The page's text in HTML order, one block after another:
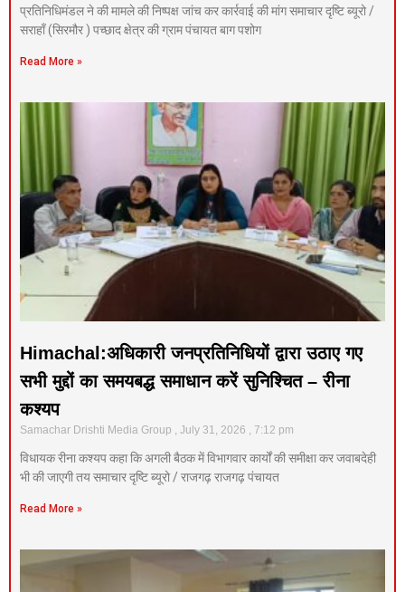
प्रतिनिधिमंडल ने की मामले की निष्पक्ष जांच कर कार्रवाई की मांग समाचार दृष्टि ब्यूरो /
सराहाँ (सिरमौर ) पच्छाद क्षेत्र की ग्राम पंचायत बाग पशोग
Read More »
Himachal:अधिकारी जनप्रतिनिधियों द्वारा उठाए गए
सभी मुद्दों का समयबद्ध समाधान करें सुनिश्चित – रीना
कश्यप
Samachar Drishti Media Group July 31, 2026 7:12 pm
विधायक रीना कश्यप कहा कि अगली बैठक में विभागवार कार्यों की समीक्षा कर जवाबदेही
भी की जाएगी तय समाचार दृष्टि ब्यूरो / राजगढ़ राजगढ़ पंचायत
Read More »